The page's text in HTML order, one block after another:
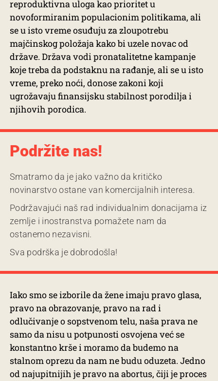
reproduktivna uloga kao prioritet u
novoformiranim populacionim politikama, ali
se u isto vreme osuđuju za zloupotrebu
majčinskog položaja kako bi uzele novac od
države. Država vodi pronatalitetne kampanje
koje treba da podstaknu na rađanje, ali se u isto
vreme, preko noći, donose zakoni koji
ugrožavaju finansijsku stabilnost porodilja i
njihovih porodica.
Podržite nas!
Smatramo da je jako važno da kritičko
novinarstvo ostane van komercijalnih interesa.
Podržavajući naš rad individualnim donacijama iz
zemlje i inostranstva pomažete nam da
ostanemo nezavisni.
Sva podrška je dobrodošla!
Iako smo se izborile da žene imaju pravo glasa,
pravo na obrazovanje, pravo na rad i
odlučivanje o sopstvenom telu, naša prava ne
samo da nisu u potpunosti osvojena već se
konstantno krše i moramo da budemo na
stalnom oprezu da nam ne budu oduzeta. Jedno
od najupitnijih je pravo na abortus, čiji je proces